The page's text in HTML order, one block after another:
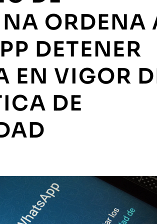
ORDENA
DETENER
EN VIGOR
DE